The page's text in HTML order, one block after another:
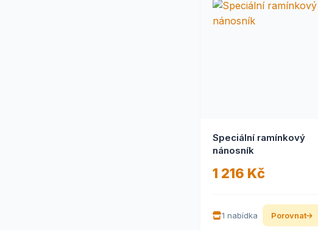
Speciální ramínkový
nánosník
1 216 Kč
1 nabídka Porovnat